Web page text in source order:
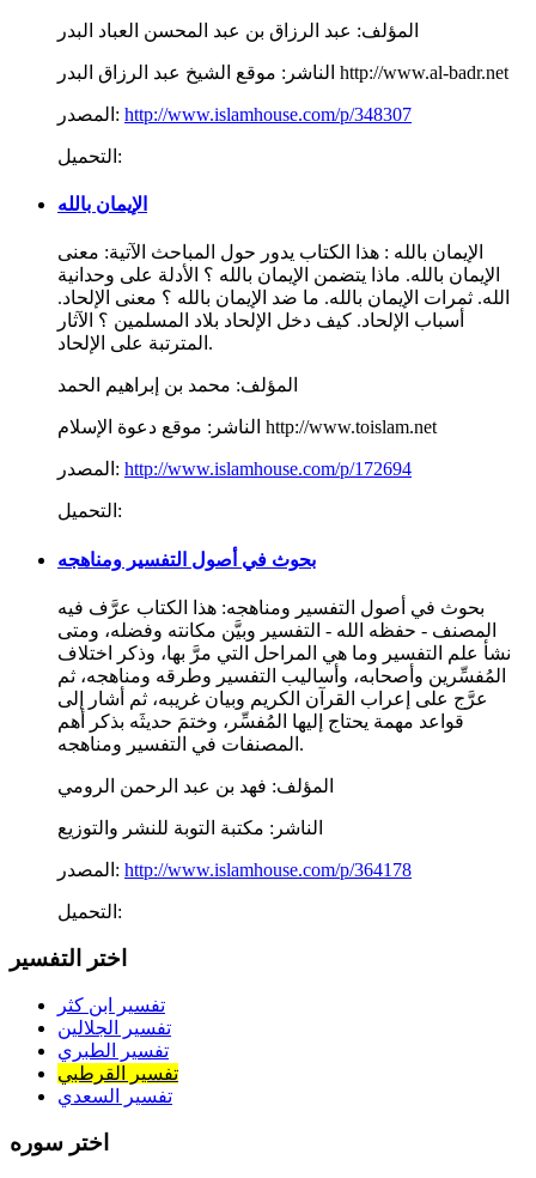
المؤلف: عبد الرزاق بن عبد المحسن العباد البدر
الناشر: موقع الشيخ عبد الرزاق البدر http://www.al-badr.net
المصدر: http://www.islamhouse.com/p/348307
التحميل:
الإيمان بالله
الإيمان بالله : هذا الكتاب يدور حول المباحث الآتية: معنى
الإيمان بالله. ماذا يتضمن الإيمان بالله ؟ الأدلة على وحدانية
الله. ثمرات الإيمان بالله. ما ضد الإيمان بالله ؟ معنى الإلحاد.
أسباب الإلحاد. كيف دخل الإلحاد بلاد المسلمين ؟ الآثار
المترتبة على الإلحاد.
المؤلف: محمد بن إبراهيم الحمد
الناشر: موقع دعوة الإسلام http://www.toislam.net
المصدر: http://www.islamhouse.com/p/172694
التحميل:
بحوث في أصول التفسير ومناهجه
بحوث في أصول التفسير ومناهجه: هذا الكتاب عرَّف فيه
المصنف - حفظه الله - التفسير وبيَّن مكانته وفضله، ومتى
نشأ علم التفسير وما هي المراحل التي مرَّ بها، وذكر اختلاف
المُفسِّرين وأصحابه، وأساليب التفسير وطرقه ومناهجه، ثم
عرَّج على إعراب القرآن الكريم وبيان غريبه، ثم أشار إلى
قواعد مهمة يحتاج إليها المُفسِّر، وختمَ حديثَه بذكر أهم
المصنفات في التفسير ومناهجه.
المؤلف: فهد بن عبد الرحمن الرومي
الناشر: مكتبة التوبة للنشر والتوزيع
المصدر: http://www.islamhouse.com/p/364178
التحميل:
اختر التفسير
تفسير ابن كثر
تفسير الجلالين
تفسير الطبري
تفسير القرطبي
تفسير السعدي
اختر سوره